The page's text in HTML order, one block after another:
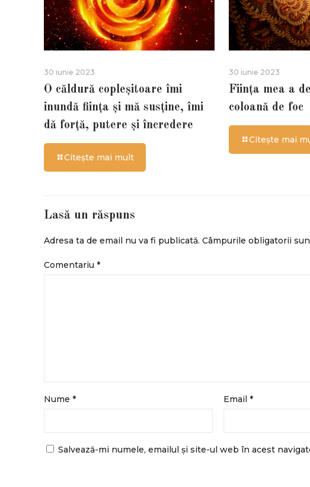
30 iunie 2023
O căldură copleșitoare îmi
inundă ființa și mă susține, îmi
dă forță, putere și încredere
Citește mai mult
30 iunie 2023
Ființa mea a
coloană de foc
Citește mai
Lasă un răspuns
Adresa ta de email nu va fi publicată. Câmpurile obligatorii
Comentariu *
Nume * Email*
Salvează-mi numele, emailul și site-ul web în acest